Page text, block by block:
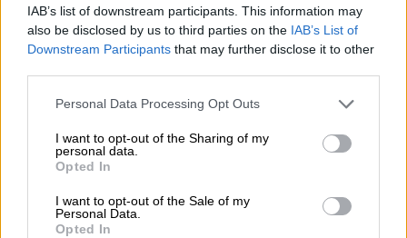
IAB’s list of downstream participants. This information may
also be disclosed by us to third parties on the IAB’s List of
Downstream Participants that may further disclose it to other
Please note that this website/app uses one or more Google
not limited to your visit or usage behaviour. You may click to
grant or deny consent to Google and its third-party tags to
use your data for below specified purposes in below Google
consent section.
Personal Data Processing Opt Outs
I want to opt-out of the Sharing of my
personal data.
Opted In
I want to opt-out of the Sale of my
Personal Data.
Opted In
video